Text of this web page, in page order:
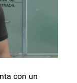
con un